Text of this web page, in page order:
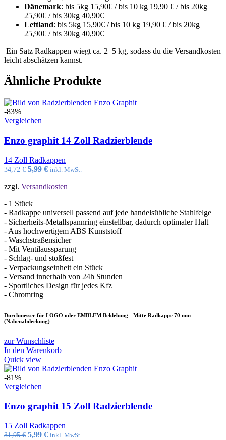
Dänemark: bis 5kg 15,90€ / bis 10 kg 19,90 € / bis 20kg
25,90€ / bis 30kg 40,90€
Lettland: bis 5kg 15,90€ / bis 10 kg 19,90 € / bis 20kg
25,90€ / bis 30kg 40,90€
Ein Satz Radkappen wiegt ca. 2–5 kg, sodass du die Versandkosten
leicht abschätzen kannst.
Ähnliche Produkte
-83%
Vergleichen
Enzo graphit 14 Zoll Radzierblende
14 Zoll Radkappen
34,72€ Ursprünglicher
war:
5,99 €Aktueller
ist:
inkl. MwSt.
zzgl. Versandkosten
- 1 Stück
- Radkappe universell passend auf jede handelsübliche Stahlfelge
- Sicherheits-Metallspannring einstellbar, dadurch optimaler Halt
- Aus hochwertigem ABS Kunststoff
- Waschstraßensicher
- Mit Ventilaussparung
- Schlag- und stoßfest
- Verpackungseinheit ein Stück
- Versand innerhalb von 24h Stunden
- Sportliches Design für jedes Kfz
- Chromring
Durchmesser für LOGO oder EMBLEM Beklebung - Mitte Radkappe 70 mm
(Nabenabdeckung)
zur Wunschliste
In den Warenkorb
Quick view
-81%
Vergleichen
Enzo graphit 15 Zoll Radzierblende
15 Zoll Radkappen
31,95€ Ursprünglicher
5,99 €Aktueller
inkl. MwSt.